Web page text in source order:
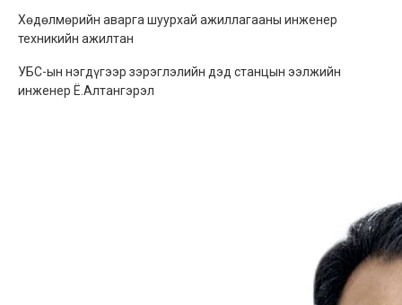
Хөдөлмөрийн аварга шуурхай ажиллагааны инженер
техникийн ажилтан
УБС-ын нэгдүгээр зэрэглэлийн дэд станцын ээлжийн
инженер Ё.Алтангэрэл